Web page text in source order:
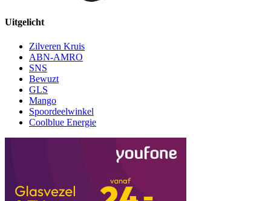
Uitgelicht
Zilveren Kruis
ABN-AMRO
SNS
Bewuzt
GLS
Mango
Spoordeelwinkel
Coolblue Energie